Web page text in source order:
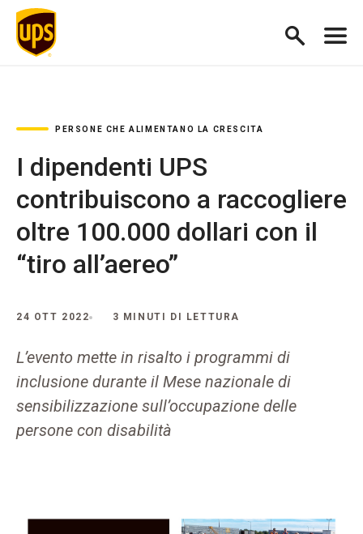
PERSONE CHE ALIMENTANO LA CRESCITA
I dipendenti UPS
contribuiscono a raccogliere
oltre 100.000 dollari con il
“tiro all’aereo”
24 OTT 2022 3 MINUTI DI LETTURA
L’evento mette in risalto i programmi di
inclusione durante il Mese nazionale di
sensibilizzazione sull’occupazione delle
persone con disabilità